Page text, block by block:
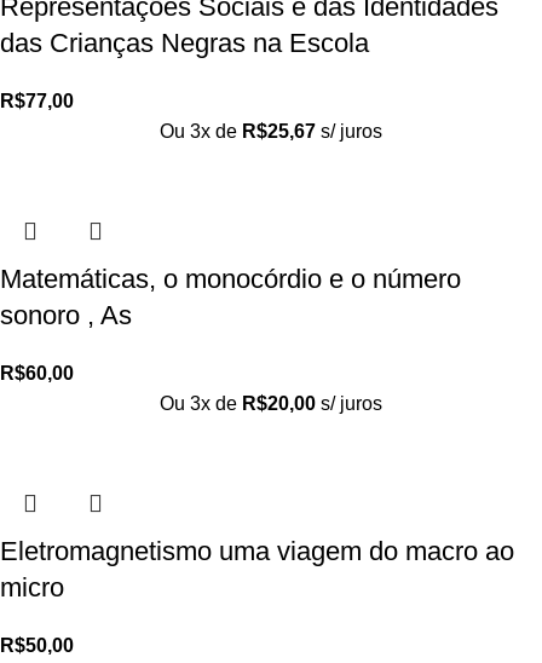
Representações Sociais e das Identidades
das Crianças Negras na Escola
R$77,00
Ou 3x de R$25,67 s/ juros
Matemáticas, o monocórdio e o número
sonoro , As
R$60,00
Ou 3x de R$20,00 s/ juros
Eletromagnetismo uma viagem do macro ao
micro
R$50,00